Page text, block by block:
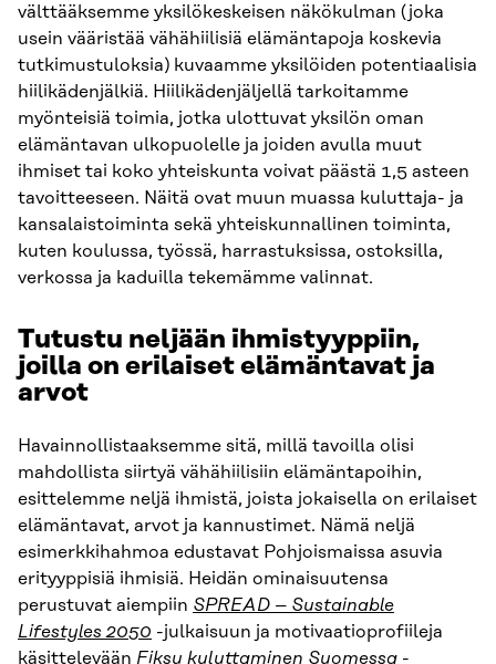
välttääksemme yksilökeskeisen näkökulman (joka
usein vääristää vähähiilisiä elämäntapoja koskevia
tutkimustuloksia) kuvaamme yksilöiden potentiaalisia
hiilikädenjälkiä. Hiilikädenjäljellä tarkoitamme
myönteisiä toimia, jotka ulottuvat yksilön oman
elämäntavan ulkopuolelle ja joiden avulla muut
ihmiset tai koko yhteiskunta voivat päästä 1,5 asteen
tavoitteeseen. Näitä ovat muun muassa kuluttaja- ja
kansalaistoiminta sekä yhteiskunnallinen toiminta,
kuten koulussa, työssä, harrastuksissa, ostoksilla,
verkossa ja kaduilla tekemämme valinnat.
Tutustu neljään ihmistyyppiin,
joilla on erilaiset elämäntavat ja
arvot
Havainnollistaaksemme sitä, millä tavoilla olisi
mahdollista siirtyä vähähiilisiin elämäntapoihin,
esittelemme neljä ihmistä, joista jokaisella on erilaiset
elämäntavat, arvot ja kannustimet. Nämä neljä
esimerkkihahmoa edustavat Pohjoismaissa asuvia
erityyppisiä ihmisiä. Heidän ominaisuutensa
perustuvat aiempiin SPREAD – Sustainable
Lifestyles 2050 -julkaisuun ja motivaatioprofiileja
käsittelevään Fiksu kuluttaminen Suomessa -